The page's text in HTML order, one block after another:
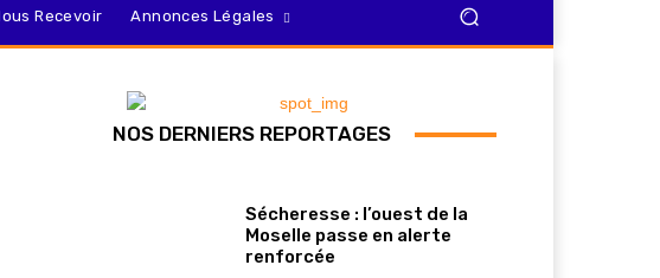
Recevoir Annonces Légales
NOS DERNIERS REPORTAGES
Sécheresse : l’ouest de la
Moselle passe en alerte
renforcée